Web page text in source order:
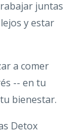
juntas
y estar
a comer
-- en tu
bienestar.
Detox